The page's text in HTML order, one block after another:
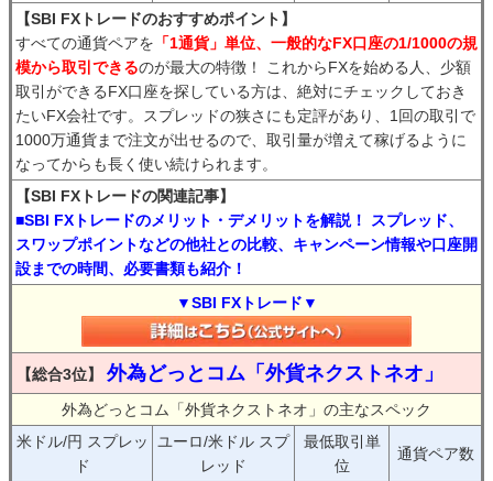
【SBI FXトレードのおすすめポイント】
すべての通貨ペアを 「1通貨」単位、一般的なFX口座の1/1000の規
模から取引できるのが最大の特徴！ これからFXを始める人、少額
取引ができるFX口座を探している方は、絶対にチェックしておき
たいFX会社です。スプレッドの狭さにも定評があり、1回の取引で
1000万通貨まで注文が出せるので、取引量が増えて稼げるように
なってからも長く使い続けられます。
【SBI FXトレードの関連記事】
■SBI FXトレードのメリット・デメリットを解説！ スプレッド、
スワップポイントなどの他社との比較、キャンペーン情報や口座開
設までの時間、必要書類も紹介！
▼SBI FXトレード▼
【総合3位】 外為どっとコム「外貨ネクストネオ」
外為どっとコム「外貨ネクストネオ」の主なスペック
米ドル/円 スプレッ
ド
ユーロ/米ドル スプ
レッド
最低取引単
位
通貨ペア数